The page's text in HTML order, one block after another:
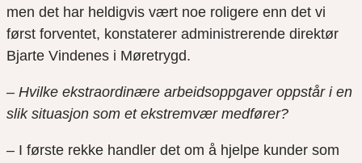
men det har heldigvis vært noe roligere enn det vi
først forventet, konstaterer administrerende direktør
Bjarte Vindenes i Møretrygd.
– Hvilke ekstraordinære arbeidsoppgaver oppstår i en
slik situasjon som et ekstremvær medfører?
– I første rekke handler det om å hjelpe kunder som